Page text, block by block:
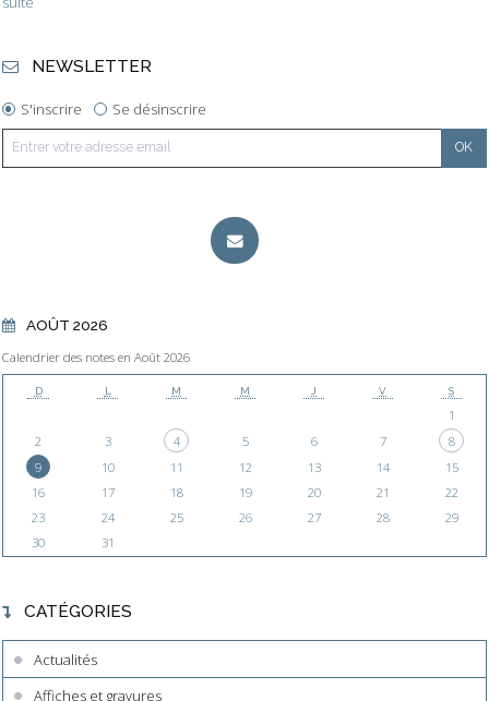
NEWSLETTER
S'inscrire Se désinscrire
AOÛT 2026
Calendrier des notes en Août 2026
D L M M J V S
1
2
3 4 5 6 7
8
9
10 11 12 13 14
15
16
17 18 19 20 21
22
23
24 25 26 27 28
29
30
31
CATÉGORIES
Actualités
Affiches et gravures